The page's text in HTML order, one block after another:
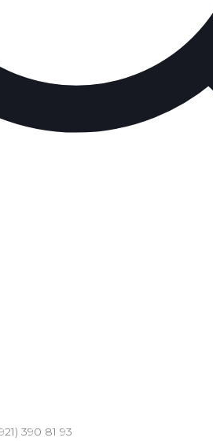
390 81 93